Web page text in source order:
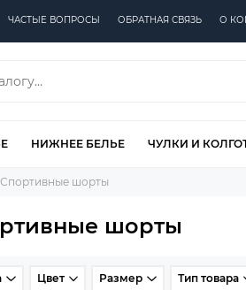
ЧАСТЫЕ ВОПРОСЫ ОБРАТНАЯ СВЯЗЬ О
НИЖНЕЕ БЕЛЬЕ ЧУЛКИ И
Спортивные шорты
шорты
Цвет Размер Тип товара